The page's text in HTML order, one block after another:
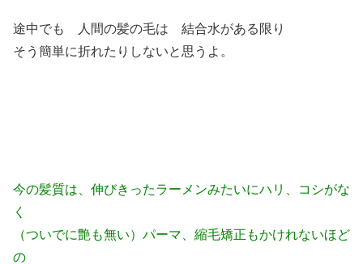
途中でも 人間の髪の毛は 結合水がある限り
そう簡単に折れたりしないと思うよ。
今の髪質は、伸びきったラーメンみたいにハリ、コシがな
く
（ついでに艶も無い）パーマ、縮毛矯正もかけれないほど
の